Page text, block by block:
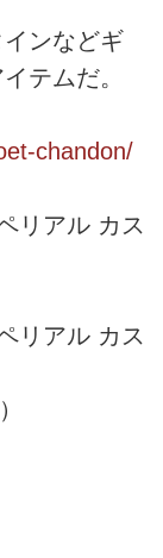
ンなどギ
テムだ。
chandon/
リアル カス
リアル カス